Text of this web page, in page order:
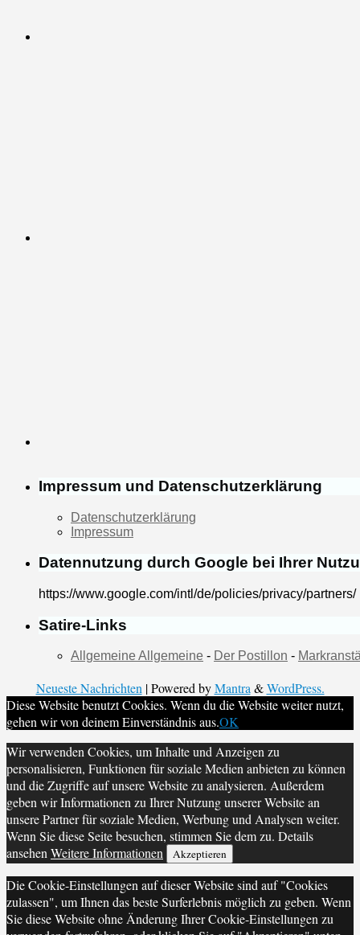
Impressum und Datenschutzerklärung
Datenschutzerklärung
Impressum
Datennutzung durch Google bei Ihrer
https://www.google.com/intl/de/policies/privacy/partners/
Satire-Links
Allgemeine Allgemeine - Der Postillon -
Neueste Nachrichten| Powered byMantra&WordPress.
Diese Website benutzt Cookies. Wenn du die Website weiter nutzt,
gehen wir von deinem Einverständnis aus.OK
Wir verwenden Cookies, um Inhalte und Anzeigen zu
personalisieren, Funktionen für soziale Medien anbieten zu können
und die Zugriffe auf unsere Website zu analysieren. Außerdem
geben wir Informationen zu Ihrer Nutzung unserer Website an
unsere Partner für soziale Medien, Werbung und Analysen weiter.
Wenn Sie diese Seite besuchen, stimmen Sie dem zu. Details
ansehenWeitere Informationen Akzeptieren
Die Cookie-Einstellungen auf dieser Website sind auf "Cookies
zulassen", um Ihnen das beste Surferlebnis möglich zu geben. Wenn
Sie diese Website ohne Änderung Ihrer Cookie-Einstellungen zu